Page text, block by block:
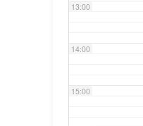
13:00
14:00
15:00